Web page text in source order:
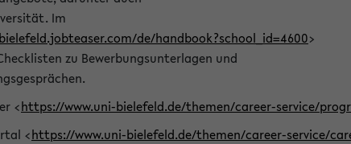
Im
de/handbook?school_id=4600>
zu Bewerbungsunterlagen und
<https://www.uni-bielefeld.de/themen/career-service/
<https://www.uni-bielefeld.de/themen/career-service/